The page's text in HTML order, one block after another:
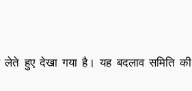
हुए देखा गया है। यह बदलाव समिति की